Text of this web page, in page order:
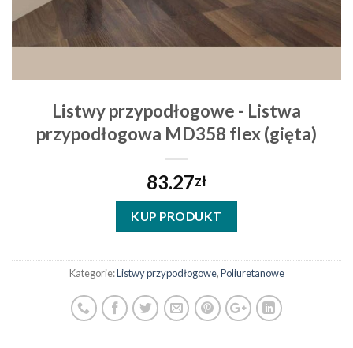
Listwy przypodłogowe - Listwa
przypodłogowa MD358 flex (gięta)
83.27zł
KUP PRODUKT
Kategorie:Listwy przypodłogowe,Poliuretanowe